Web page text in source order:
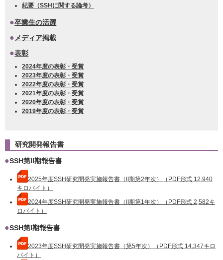
紀要（SSHに関する論考）
卒業生の活躍
メディア掲載
表彰
2024年度の表彰・受賞
2023年度の表彰・受賞
2022年度の表彰・受賞
2021年度の表彰・受賞
2020年度の表彰・受賞
2019年度の表彰・受賞
研究開発報告書
SSH第II期報告書
2025年度SSH研究開発実施報告書 （ II期第2年次 ）
（PDF形式 12,940
キロバイト）
2024年度SSH研究開発実施報告書（II期第1年次）（PDF形式 2,582キ
ロバイト）
SSH第I期報告書
2023年度SSH研究開発実施報告書（第5年次）（PDF形式 14,347キロ
バイト）